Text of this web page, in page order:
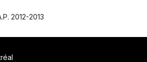
2012-2013